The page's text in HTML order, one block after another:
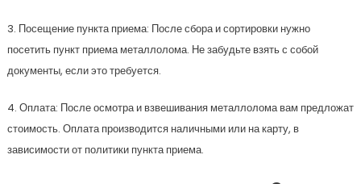
3. Посещение пункта приема: После сбора и сортировки нужно
посетить пункт приема металлолома. Не забудьте взять с собой
документы, если это требуется.
4. Оплата: После осмотра и взвешивания металлолома вам предложат
стоимость. Оплата производится наличными или на карту, в
зависимости от политики пункта приема.